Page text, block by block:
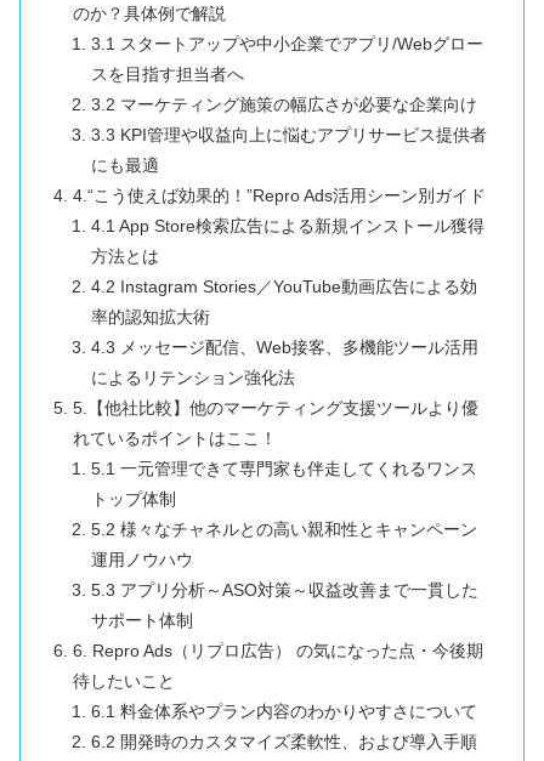
のか？具体例で解説
3.1 スタートアップや中小企業でアプリ/Webグロー
スを目指す担当者へ
3.2 マーケティング施策の幅広さが必要な企業向け
3.3 KPI管理や収益向上に悩むアプリサービス提供者
にも最適
4.“こう使えば効果的！”Repro Ads活用シーン別ガイド
4.1 App Store検索広告による新規インストール獲得
方法とは
4.2 Instagram Stories／YouTube動画広告による効
率的認知拡大術
4.3 メッセージ配信、Web接客、多機能ツール活用
によるリテンション強化法
5.【他社比較】他のマーケティング支援ツールより優
れているポイントはここ！
5.1 一元管理できて専門家も伴走してくれるワンス
トップ体制
5.2 様々なチャネルとの高い親和性とキャンペーン
運用ノウハウ
5.3 アプリ分析～ASO対策～収益改善まで一貫した
サポート体制
6. Repro Ads（リプロ広告） の気になった点・今後期
待したいこと
6.1 料金体系やプラン内容のわかりやすさについて
6.2 開発時のカスタマイズ柔軟性、および導入手順